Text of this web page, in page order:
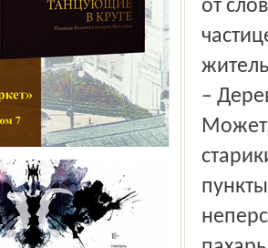
от
–